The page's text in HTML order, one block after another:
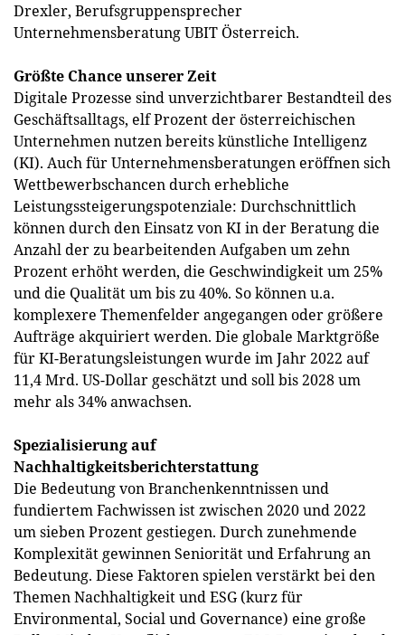
Drexler, Berufsgruppensprecher
Unternehmensberatung UBIT Österreich.
Größte Chance unserer Zeit
Digitale Prozesse sind unverzichtbarer Bestandteil des
Geschäftsalltags, elf Prozent der österreichischen
Unternehmen nutzen bereits künstliche Intelligenz
(KI). Auch für Unternehmensberatungen eröffnen sich
Wettbewerbschancen durch erhebliche
Leistungssteigerungspotenziale: Durchschnittlich
können durch den Einsatz von KI in der Beratung die
Anzahl der zu bearbeitenden Aufgaben um zehn
Prozent erhöht werden, die Geschwindigkeit um 25%
und die Qualität um bis zu 40%. So können u.a.
komplexere Themenfelder angegangen oder größere
Aufträge akquiriert werden. Die globale Marktgröße
für KI-Beratungsleistungen wurde im Jahr 2022 auf
11,4 Mrd. US-Dollar geschätzt und soll bis 2028 um
mehr als 34% anwachsen.
Spezialisierung auf
Nachhaltigkeitsberichterstattung
Die Bedeutung von Branchenkenntnissen und
fundiertem Fachwissen ist zwischen 2020 und 2022
um sieben Prozent gestiegen. Durch zunehmende
Komplexität gewinnen Seniorität und Erfahrung an
Bedeutung. Diese Faktoren spielen verstärkt bei den
Themen Nachhaltigkeit und ESG (kurz für
Environmental, Social und Governance) eine große